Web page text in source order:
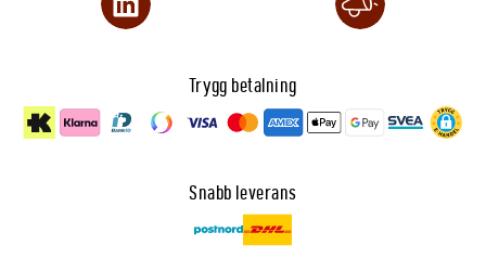
Trygg betalning
Snabb leverans